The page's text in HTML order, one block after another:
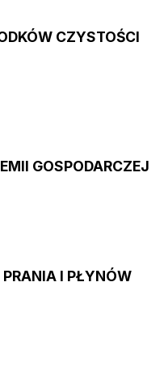
CZYSTOŚCI
GOSPODARCZEJ
I PŁYNÓW